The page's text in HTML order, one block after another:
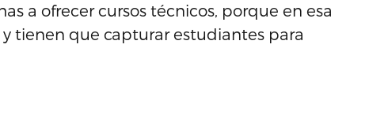
a ofrecer cursos técnicos, porque en esa
tienen que capturar estudiantes para